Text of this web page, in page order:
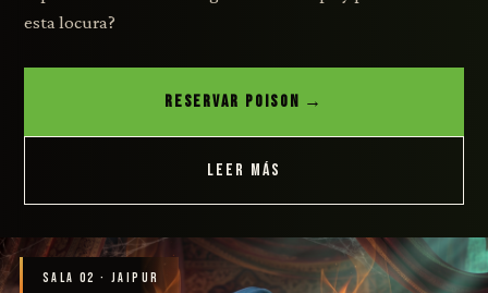
esta locura?
RESERVAR POISON →
LEER MÁS
SALA 02 · JAIPUR